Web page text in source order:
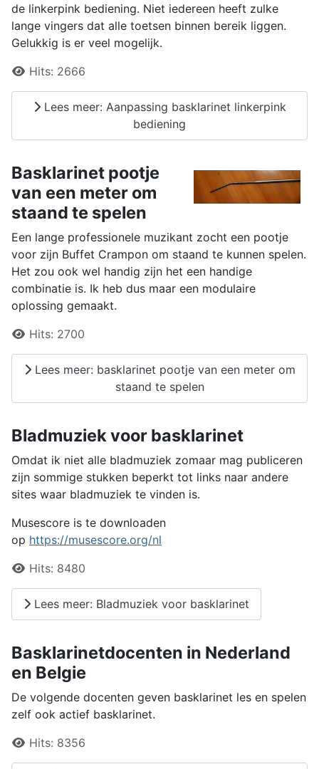
de linkerpink bediening. Niet iedereen heeft zulke
lange vingers dat alle toetsen binnen bereik liggen.
Gelukkig is er veel mogelijk.
Details
Hits: 2666
Lees meer: Aanpassing basklarinet linkerpink
bediening
Basklarinet pootje
van een meter om
staand te spelen
Een lange professionele muzikant zocht een pootje
voor zijn Buffet Crampon om staand te kunnen spelen.
Het zou ook wel handig zijn het een handige
combinatie is. Ik heb dus maar een modulaire
oplossing gemaakt.
Details
Hits: 2700
Lees meer: basklarinet pootje van een meter om
staand te spelen
Bladmuziek voor basklarinet
Omdat ik niet alle bladmuziek zomaar mag publiceren
zijn sommige stukken beperkt tot links naar andere
sites waar bladmuziek te vinden is.
Musescore is te downloaden
op https://musescore.org/nl
Details
Hits: 8480
Lees meer: Bladmuziek voor basklarinet
Basklarinetdocenten in Nederland
en Belgie
De volgende docenten geven basklarinet les en spelen
zelf ook actief basklarinet.
Details
Hits: 8356